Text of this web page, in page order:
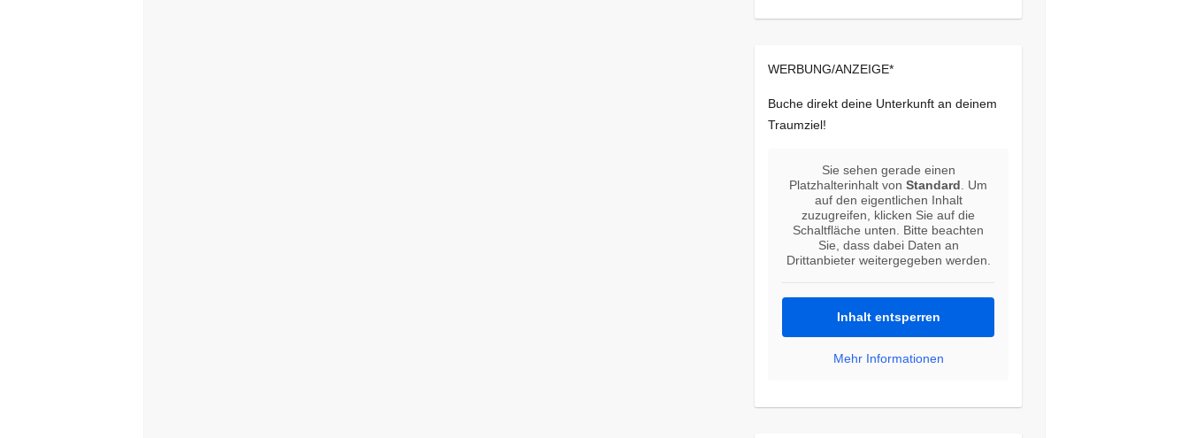
WERBUNG/ANZEIGE*
Buche direkt deine Unterkunft an deinem
Traumziel!
Sie sehen gerade einen
Platzhalterinhalt vonStandard . Um
auf den eigentlichen Inhalt
zuzugreifen, klicken Sie auf die
Schaltfläche unten. Bitte beachten
Sie, dass dabei Daten an
Drittanbieter weitergegeben werden.
Inhalt entsperren
Mehr Informationen